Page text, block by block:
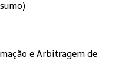
e Arbitragem de